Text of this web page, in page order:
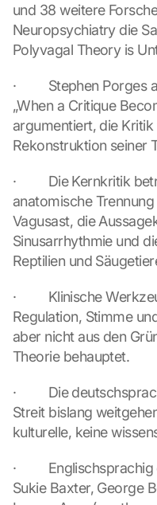
und 38 weitere
Neuropsychiatry die
Polyvagal Theory is
·         Stephen
„When a Critique
argumentiert, die
Rekonstruktion seiner
·         Die Kernkritik
anatomische
Vagusast, die
Sinusarrhythmie und
Reptilien und
·         Klinische
Regulation, Stimme
aber nicht aus den
Theorie behauptet.
·         Die
Streit bislang
kulturelle, keine
·
Sukie Baxter, George